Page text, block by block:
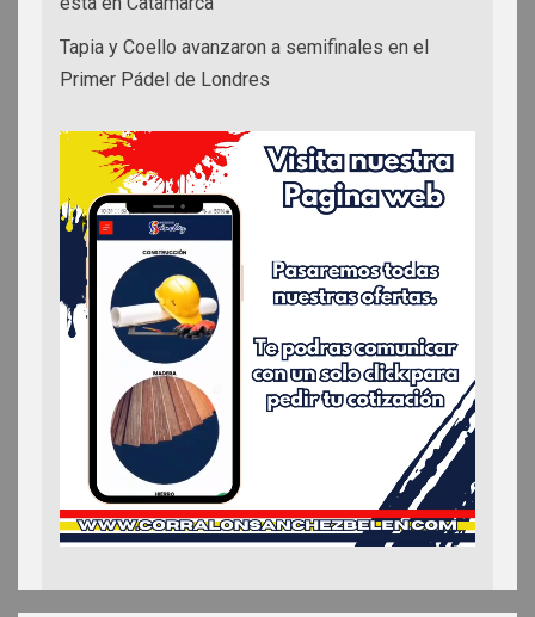
Tapia y Coello avanzaron a semifinales en el
Primer Pádel de Londres